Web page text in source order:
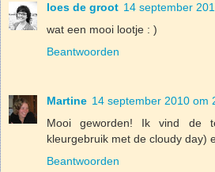
loes de groot 14 september
wat een mooi lootje : )
Beantwoorden
Martine 14 september 2010 om
Mooi geworden! Ik vind de
kleurgebruik met de cloudy day)
Beantwoorden